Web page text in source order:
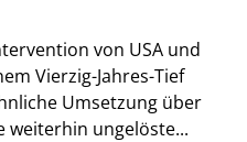
von USA und
Vierzig-Jahres-Tief
Umsetzung über
weiterhin ungelöste...